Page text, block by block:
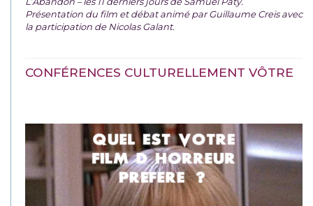
Présentation du film et débat animé par Guillaume Creis avec
la participation de Nicolas Galant.
CONFÉRENCES CULTURELLEMENT VÔTRE